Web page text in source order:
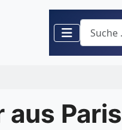
Suchen
Paris